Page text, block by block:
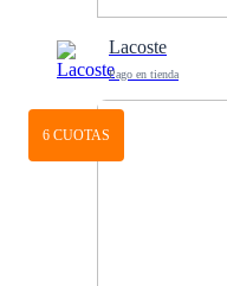
Lacoste
Pago en tienda
6 CUOTAS